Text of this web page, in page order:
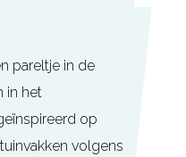
pareltje in de
in het
op
volgens